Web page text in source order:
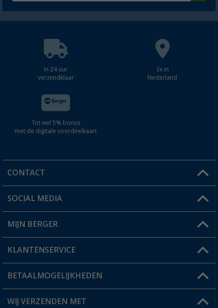
In 24 uur
verzendklaar
3x in
Nederland
Tot wel 5% bonus
met de digitale voordeelkaart
CONTACT
Een vraag?
Winkel vinden
SOCIAL MEDIA
MIJN BERGER
Mijn account
Status bestelling
KLANTENSERVICE
FAQ & Contact
Verzendinformatie
BETAALMOGELIJKHEDEN
WIJ VERZENDEN MET